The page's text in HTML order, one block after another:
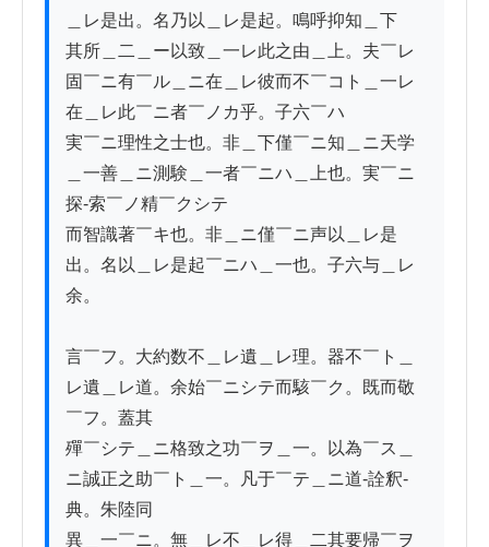
＿レ是出。名乃以＿レ是起。鳴呼抑知＿下
其所＿二＿ー以致＿一レ此之由＿上。夫￣レ
固￣ニ有￣ル＿ニ在＿レ彼而不￣コト＿一レ
在＿レ此￣ニ者￣ノカ乎。子六￣ハ
実￣ニ理性之士也。非＿下僅￣ニ知＿ニ天学
＿一善＿ニ測験＿一者￣ニハ＿上也。実￣ニ
探-索￣ノ精￣クシテ
而智識著￣キ也。非＿ニ僅￣ニ声以＿レ是
出。名以＿レ是起￣ニハ＿一也。子六与＿レ
余。
言￣フ。大約数不＿レ遺＿レ理。器不￣ト＿
レ遺＿レ道。余始￣ニシテ而駭￣ク。既而敬
￣フ。蓋其
殫￣シテ＿ニ格致之功￣ヲ＿一。以為￣ス＿
ニ誠正之助￣ト＿一。凡于￣テ＿ニ道-詮釈-
典。朱陸同
異＿一￣ニ。無＿レ不＿レ得＿二其要帰￣ヲ